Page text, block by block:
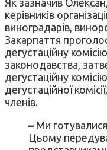
керівників
виноградарів,
Закарпаття
дегустаційну
законодавства,
дегустаційну
дегустаційної
членів.
– Ми
Цьому